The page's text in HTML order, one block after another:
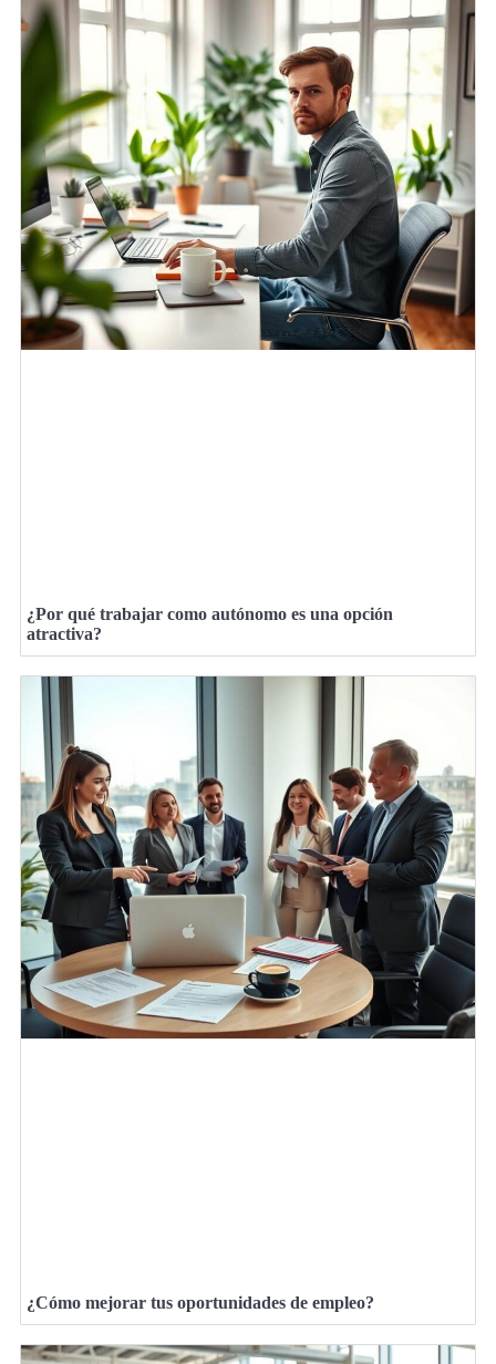
¿Por qué trabajar como autónomo es una opción
atractiva?
¿Cómo mejorar tus oportunidades de empleo?